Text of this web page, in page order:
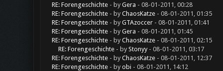
RE: Forengeschichte - byGera - 08-01-2011, 00:28
RE: Forengeschichte - byChaosKatze- 08-01-2011, 01:35
RE: Forengeschichte - byGTAzoccer- 08-01-2011, 01:41
RE: Forengeschichte - byGera - 08-01-2011, 01:45
RE: Forengeschichte - byChaosKatze- 08-01-2011, 02:15
RE: Forengeschichte - byStonyy- 08-01-2011, 03:17
RE: Forengeschichte - byChaosKatze- 08-01-2011, 12:37
RE: Forengeschichte - byobi- 08-01-2011, 14:12